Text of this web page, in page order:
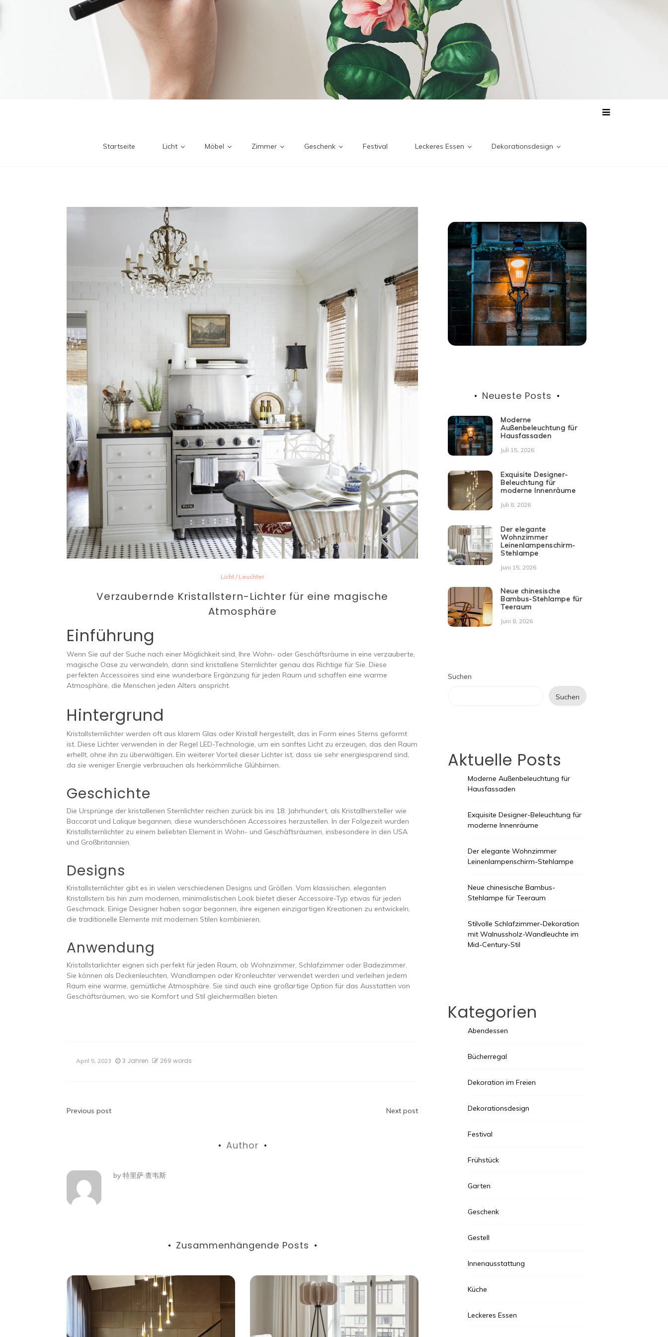
Startseite Licht Möbel Zimmer Geschenk Festival Leckeres Essen Dekorationsdesign
Licht / Leuchter
Verzaubernde Kristallstern-Lichter für eine magische
Atmosphäre
Einführung
Wenn Sie auf der Suche nach einer Möglichkeit sind, Ihre Wohn- oder Geschäftsräume in eine verzauberte,
magische Oase zu verwandeln, dann sind kristallene Sternlichter genau das Richtige für Sie. Diese
perfekten Accessoires sind eine wunderbare Ergänzung für jeden Raum und schaffen eine warme
Atmosphäre, die Menschen jeden Alters anspricht.
Hintergrund
Kristallsternlichter werden oft aus klarem Glas oder Kristall hergestellt, das in Form eines Sterns geformt
ist. Diese Lichter verwenden in der Regel LED-Technologie, um ein sanftes Licht zu erzeugen, das den Raum
erhellt, ohne ihn zu überwältigen. Ein weiterer Vorteil dieser Lichter ist, dass sie sehr energiesparend sind,
da sie weniger Energie verbrauchen als herkömmliche Glühbirnen.
Geschichte
Die Ursprünge der kristallenen Sternlichter reichen zurück bis ins 18. Jahrhundert, als Kristallhersteller wie
Baccarat und Lalique begannen, diese wunderschönen Accessoires herzustellen. In der Folgezeit wurden
Kristallsternlichter zu einem beliebten Element in Wohn- und Geschäftsräumen, insbesondere in den USA
und Großbritannien.
Designs
Kristallsternlichter gibt es in vielen verschiedenen Designs und Größen. Vom klassischen, eleganten
Kristallstern bis hin zum modernen, minimalistischen Look bietet dieser Accessoire-Typ etwas für jeden
Geschmack. Einige Designer haben sogar begonnen, ihre eigenen einzigartigen Kreationen zu entwickeln,
die traditionelle Elemente mit modernen Stilen kombinieren.
Anwendung
Kristallstarlichter eignen sich perfekt für jeden Raum, ob Wohnzimmer, Schlafzimmer oder Badezimmer.
Sie können als Deckenleuchten, Wandlampen oder Kronleuchter verwendet werden und verleihen jedem
Raum eine warme, gemütliche Atmosphäre. Sie sind auch eine großartige Option für das Ausstatten von
Geschäftsräumen, wo sie Komfort und Stil gleichermaßen bieten.
April 5, 2023 3 Jahren 269 words
Beitragsnavigation
Previous post Next post
Author
by特里萨·查韦斯
Zusammenhängende Posts
Neueste Posts
Moderne
Außenbeleuchtung für
Hausfassaden
Juli 15, 2026
Exquisite Designer-
Beleuchtung für
moderne Innenräume
Juli 8, 2026
Der elegante
Wohnzimmer
Leinenlampenschirm-
Stehlampe
Juni 15, 2026
Neue chinesische
Bambus-Stehlampe für
Teeraum
Juni 8, 2026
Suchen
Suchen
Aktuelle Posts
Moderne Außenbeleuchtung für
Hausfassaden
Exquisite Designer-Beleuchtung für
moderne Innenräume
Der elegante Wohnzimmer
Leinenlampenschirm-Stehlampe
Neue chinesische Bambus-
Stehlampe für Teeraum
Stilvolle Schlafzimmer-Dekoration
mit Walnussholz-Wandleuchte im
Mid-Century-Stil
Kategorien
Abendessen
Bücherregal
Dekoration im Freien
Dekorationsdesign
Festival
Frühstück
Garten
Geschenk
Gestell
Innenausstattung
Küche
Leckeres Essen